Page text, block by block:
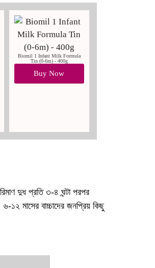
Biomil 1 Infant Milk Formula
Tin (0-6m) - 400g
Buy Now
দুধ প্রতি ৩-৪ ঘন্টা পরপর
১২ মাসের বাচ্চাদের জনপ্রিয় কিছু